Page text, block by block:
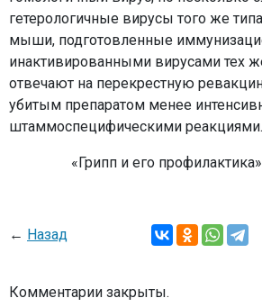
гетерологичные вирусы того же
мыши, подготовленные
инактивированными вирусами тех
отвечают на перекрестную
убитым препаратом менее
штаммоспецифическими реакциями.
«Грипп и его
← Назад
Комментарии закрыты.